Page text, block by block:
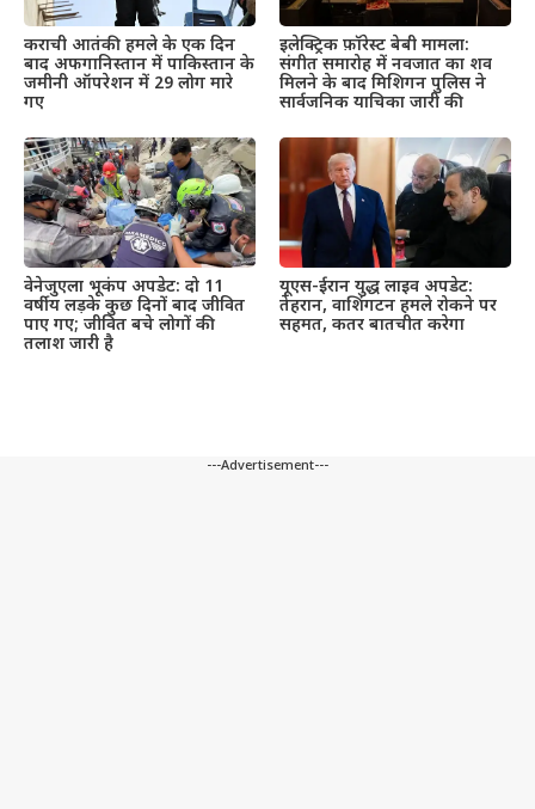
कराची आतंकी हमले के एक दिन
बाद अफगानिस्तान में पाकिस्तान के
जमीनी ऑपरेशन में 29 लोग मारे
गए
इलेक्ट्रिक फ़ॉरेस्ट बेबी मामला:
संगीत समारोह में नवजात का शव
मिलने के बाद मिशिगन पुलिस ने
सार्वजनिक याचिका जारी की
वेनेजुएला भूकंप अपडेट: दो 11
वर्षीय लड़के कुछ दिनों बाद जीवित
पाए गए; जीवित बचे लोगों की
तलाश जारी है
यूएस-ईरान युद्ध लाइव अपडेट:
तेहरान, वाशिंगटन हमले रोकने पर
सहमत, कतर बातचीत करेगा
---Advertisement---